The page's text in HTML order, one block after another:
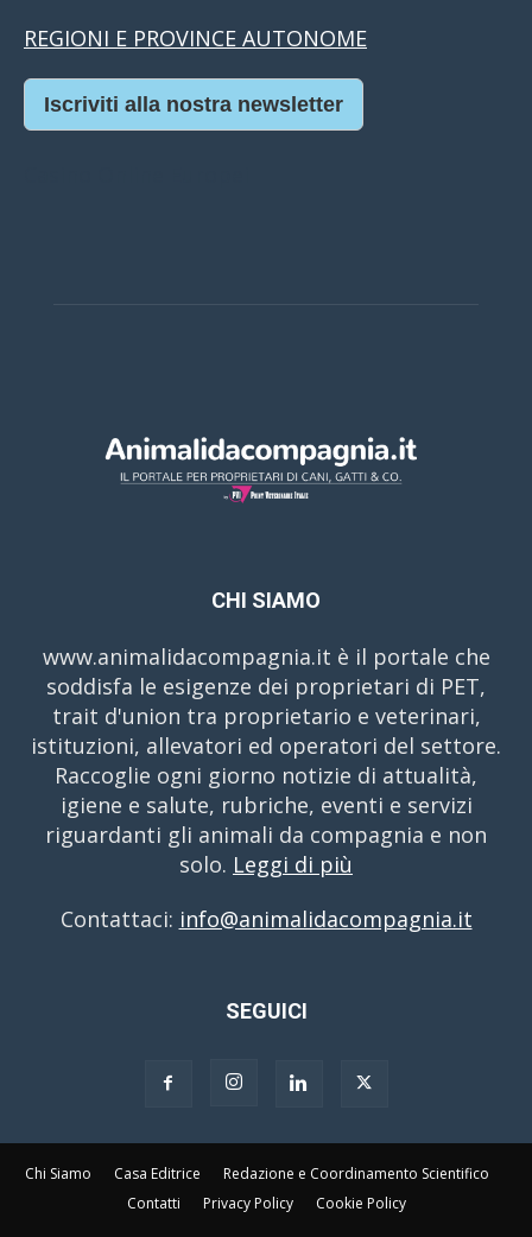
REGIONI E PROVINCE AUTONOME
Iscriviti alla nostra newsletter
CHI SIAMO
www.animalidacompagnia.it è il portale che
soddisfa le esigenze dei proprietari di PET,
trait d'union tra proprietario e veterinari,
istituzioni, allevatori ed operatori del settore.
Raccoglie ogni giorno notizie di attualità,
igiene e salute, rubriche, eventi e servizi
riguardanti gli animali da compagnia e non
solo. Leggi di più
Contattaci: info@animalidacompagnia.it
SEGUICI
Chi Siamo Casa Editrice
Redazione e Coordinamento Scientifico
Contatti
Privacy Policy Cookie Policy